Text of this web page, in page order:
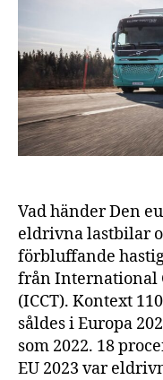
Vad händer Den
eldrivna lastbilar
förbluffande
från International
(ICCT). Kontext
såldes i Europa
som 2022. 18
EU 2023 var